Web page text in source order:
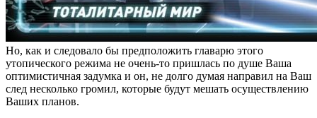
Но, как и следовало бы предположить главарю этого
утопического режима не очень-то пришлась по душе Ваша
оптимистичная задумка и он, не долго думая направил на Ваш
след несколько громил, которые будут мешать осуществлению
Ваших планов.